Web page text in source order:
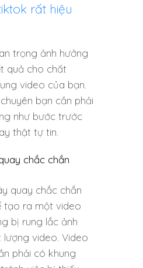
rất hiệu
trọng ảnh hưởng
quả cho chất
video của bạn.
bạn cần phải
như bước trước
thật tự tin.
chắc chắn
quay chắc chắn
tạo ra một video
bị rung lắc ảnh
lượng video. Video
phải có khung